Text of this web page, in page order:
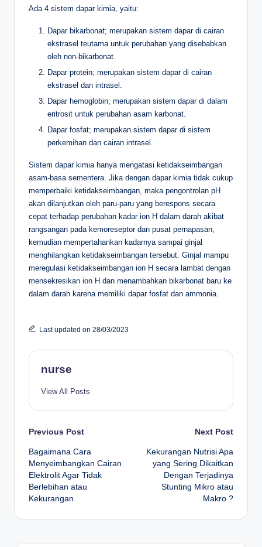
Ada 4 sistem dapar kimia, yaitu:
Dapar bikarbonat; merupakan sistem dapar di cairan
ekstrasel teutama untuk perubahan yang disebabkan
oleh non-bikarbonat.
Dapar protein; merupakan sistem dapar di cairan
ekstrasel dan intrasel.
Dapar hemoglobin; merupakan sistem dapar di dalam
eritrosit untuk perubahan asam karbonat.
Dapar fosfat; merupakan sistem dapar di sistem
perkemihan dan cairan intrasel.
Sistem dapar kimia hanya mengatasi ketidakseimbangan
asam-basa sementera. Jika dengan dapar kimia tidak cukup
memperbaiki ketidakseimbangan, maka pengontrolan pH
akan dilanjutkan oleh paru-paru yang berespons secara
cepat terhadap perubahan kadar ion H dalam darah akibat
rangsangan pada kemoreseptor dan pusat pernapasan,
kemudian mempertahankan kadarnya sampai ginjal
menghilangkan ketidakseimbangan tersebut. Ginjal mampu
meregulasi ketidakseimbangan ion H secara lambat dengan
mensekresikan ion H dan menambahkan bikarbonat baru ke
dalam darah karena memiliki dapar fosfat dan ammonia.
Last updated on 28/03/2023
nurse
View All Posts
Post
navigation
Previous Post
Bagaimana Cara
Menyeimbangkan Cairan
Elektrolit Agar Tidak
Berlebihan atau
Kekurangan
Next Post
Kekurangan Nutrisi Apa
yang Sering Dikaitkan
Dengan Terjadinya
Stunting Mikro atau
Makro ?